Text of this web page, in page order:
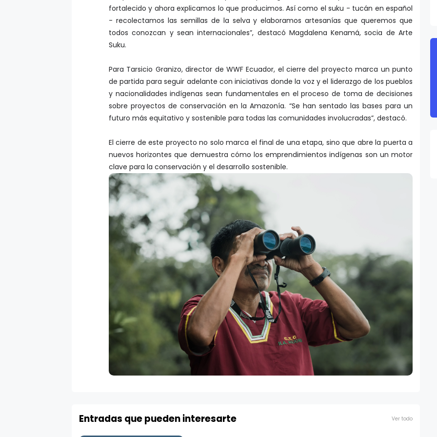
fortalecido y ahora explicamos lo que producimos. Así como el suku - tucán en español
- recolectamos las semillas de la selva y elaboramos artesanías que queremos que
todos conozcan y sean internacionales”, destacó Magdalena Kenamá, socia de Arte
Suku.
Para Tarsicio Granizo, director de WWF Ecuador, el cierre del proyecto marca un punto
de partida para seguir adelante con iniciativas donde la voz y el liderazgo de los pueblos
y nacionalidades indígenas sean fundamentales en el proceso de toma de decisiones
sobre proyectos de conservación en la Amazonía. “Se han sentado las bases para un
futuro más equitativo y sostenible para todas las comunidades involucradas”, destacó.
El cierre de este proyecto no solo marca el final de una etapa, sino que abre la puerta a
nuevos horizontes que demuestra cómo los emprendimientos indígenas son un motor
clave para la conservación y el desarrollo sostenible.
Entradas que pueden interesarte Ver todo